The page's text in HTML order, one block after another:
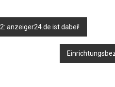
anzeiger24.de ist dabei!